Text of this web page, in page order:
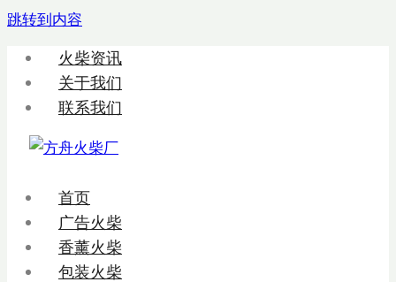
跳转到内容
火柴资讯
关于我们
联系我们
首页
广告火柴
香薰火柴
包装火柴